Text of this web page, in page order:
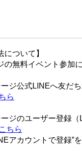
について】
の無料イベント参加
ジ公式LINEへ友だ
ら
ジのユーザー登録（
ちら
アカウントで登録”を